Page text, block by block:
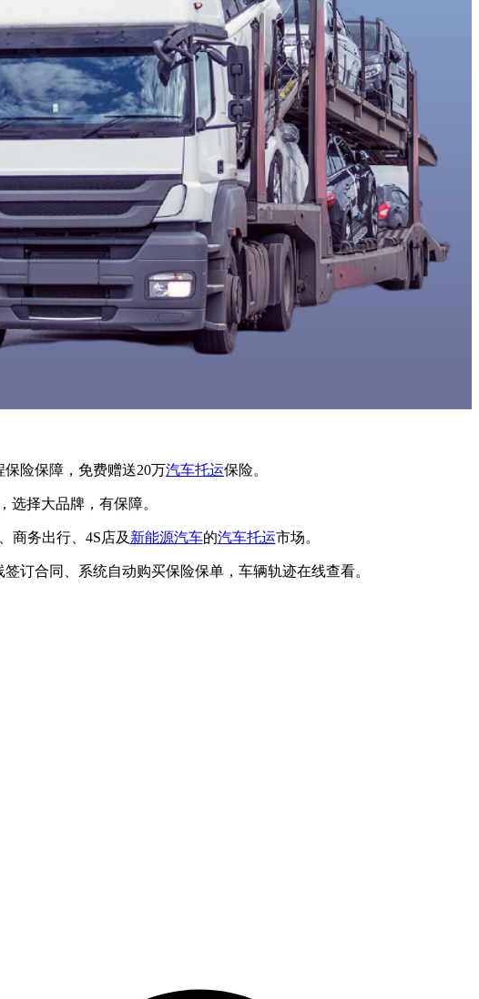
险保障，免费赠送20万汽车托运保险。
选择大品牌，有保障。
商务出行、4S店及 新能源汽车的汽车托运市场。
订合同、系统自动购买保险保单，车辆轨迹在线查看。